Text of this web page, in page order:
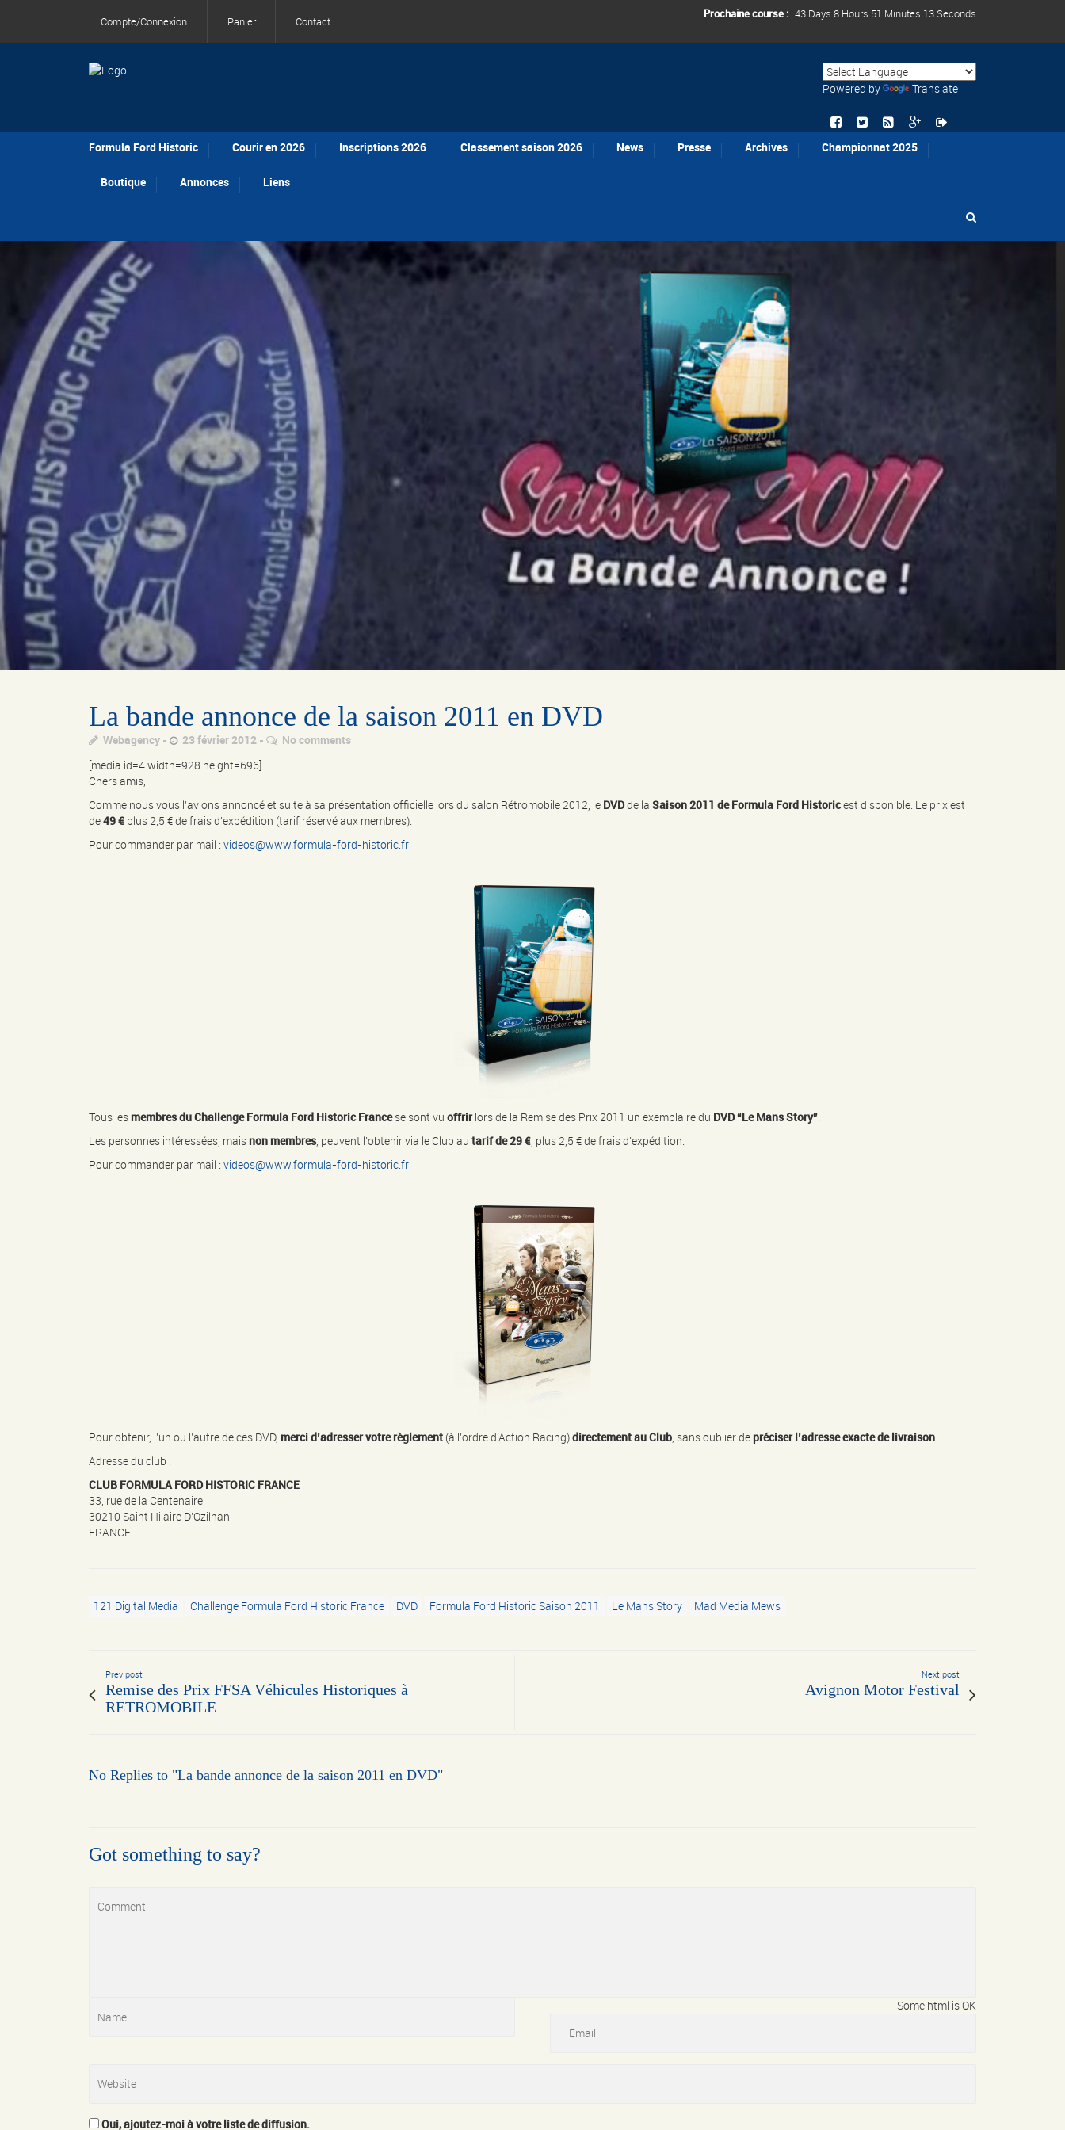
Compte/Connexion Panier Contact
Prochaine course : 43 Days 8 Hours 51 Minutes 12 Seconds
Powered by Translate
Formula Ford Historic Courir en 2026 Inscriptions 2026 Classement saison 2026 News Presse Archives Championnat 2025
Boutique Annonces Liens
La bande annonce de la saison 2011 en DVD
Webagency 23 février 2012
No comments
[media id=4 width=928 height=696]
Chers amis,
Comme nous vous l’avions annoncé et suite à sa présentation officielle lors du salon Rétromobile 2012, le DVDde la Saison 2011 de Formula Ford Historicest disponible. Le prix est
de49 € plus 2,5 € de frais d’expédition (tarif réservé aux membres).
Pour commander par mail : videos@www.formula-ford-historic.fr
Tous lesmembres du Challenge Formula Ford Historic Francese sont vu offrirlors de la Remise des Prix 2011 un exemplaire du DVD “Le Mans Story”.
Les personnes intéressées, maisnon membres, peuvent l’obtenir via le Club au tarif de 29 €, plus 2,5 € de frais d’expédition.
Pour commander par mail : videos@www.formula-ford-historic.fr
Pour obtenir, l’un ou l’autre de ces DVD, merci d’adresser votre règlement (à l’ordre d’Action Racing)directement au Club, sans oublier depréciser l’adresse exacte de livraison.
Adresse du club :
CLUB FORMULA FORD HISTORIC FRANCE
33, rue de la Centenaire,
30210 Saint Hilaire D’Ozilhan
FRANCE
121 Digital Media Challenge Formula Ford Historic France DVD Formula Ford Historic Saison 2011 Le Mans Story Mad Media Mews
Prev post
Remise des Prix FFSA Véhicules Historiques à
RETROMOBILE
Next post
Avignon Motor Festival
No Replies to "La bande annonce de la saison 2011 en DVD"
Got something to say?
Some html is OK
Oui, ajoutez-moi à votre liste de diffusion.